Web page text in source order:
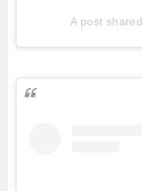
A post